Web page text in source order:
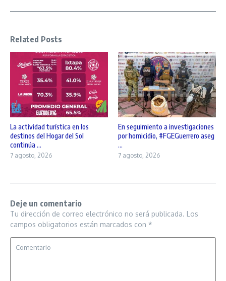
Related Posts
La actividad turística en los
destinos del Hogar del Sol
continúa ...
7 agosto, 2026
En seguimiento a investigaciones
por homicidio, #FGEGuerrero aseg
...
7 agosto, 2026
Deje un comentario
Tu dirección de correo electrónico no será publicada. Los
campos obligatorios están marcados con *